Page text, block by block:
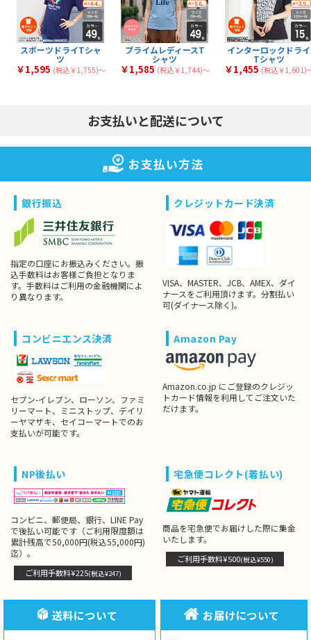
ャツ
全7 商品 商品
スリムフィットTシャ
ツ
全3商品 厚手Tシャツ
全40商品
薄手Tシャツ
全34 商品 中厚Tシャツ
全39商品
イベント向けTシャツ
全14商品
文化祭・体育祭Tシャ
ツ
全18商品
スポーツドライTシャ
ツ
￥1,595 (税込￥1,755)〜
プライムレディースT
シャツ
￥1,585 (税込￥1,744)〜
インターロックドライ
Tシャツ
￥1,455 (税込￥1,601)
お支払いと配送について
お支払い方法
銀行振込
指定の口座にお振込みください。振
込手数料はお客様ご負担となりま
す。手数料はご利用の金融機関によ
り異なります。
クレジットカード決済
VISA、MASTER、JCB、AMEX、ダイ
ナースをご利用頂けます。分割払い
可(ダイナース除く)。
コンビニエンス決済
セブン-イレブン、ローソン、ファミ
リーマート、ミニストップ、デイリ
ーヤマザキ、セイコーマートでのお
支払いが可能です。
Amazon Pay
Amazon.co.jp にご登録のクレジッ
トカード情報を利用してご注文いた
だけます。
NP後払い
コンビニ、郵便局、銀行、LINE Pay
で後払い可能です（ご利用限度額は
累計残高で50,000円(税込55,000円)
迄）。
ご利用手数料¥225(税込¥247)
宅急便コレクト(着払い)
商品を宅急便でお届けした際に集金
いたします。
ご利用手数料¥500(税込¥550)
送料について お届けについて